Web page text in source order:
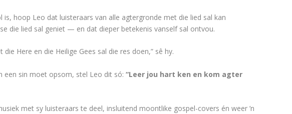
is, hoop Leo dat luisteraars van alle agtergronde met die lied sal kan
die lied sal geniet — en dat dieper betekenis vanself sal ontvou.
Here en die Heilige Gees sal die res doen,” sê hy.
een sin moet opsom, stel Leo dit só: “Leer jou hart ken en kom agter
met sy luisteraars te deel, insluitend moontlike gospel-covers én weer ’n